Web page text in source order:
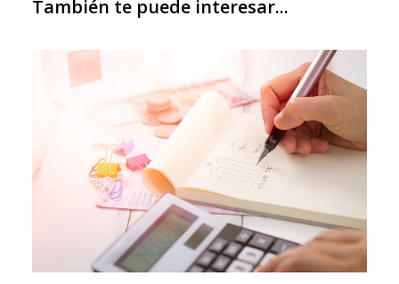
También te puede interesar...